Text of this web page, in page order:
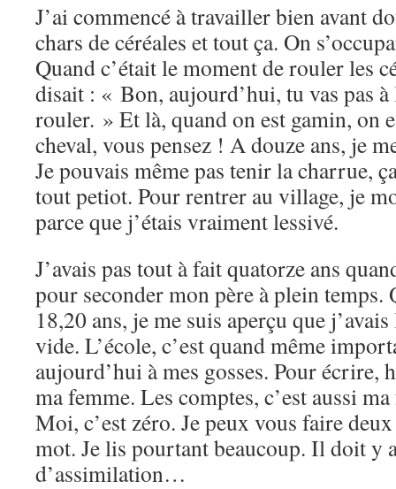
J’ai commencé à travailler bien avant
chars de céréales et tout ça. On
Quand c’était le moment de rouler les
disait : « Bon, aujourd’hui, tu vas pas à
rouler. » Et là, quand on est gamin, on
cheval, vous pensez ! A douze ans, je
Je pouvais même pas tenir la charrue,
tout petiot. Pour rentrer au village, je
parce que j’étais vraiment lessivé.
J’avais pas tout à fait quatorze ans
pour seconder mon père à plein temps.
18,20 ans, je me suis aperçu que
vide. L’école, c’est quand même
aujourd’hui à mes gosses. Pour écrire,
ma femme. Les comptes, c’est aussi
Moi, c’est zéro. Je peux vous faire
mot. Je lis pourtant beaucoup. Il doit y
d’assimilation…